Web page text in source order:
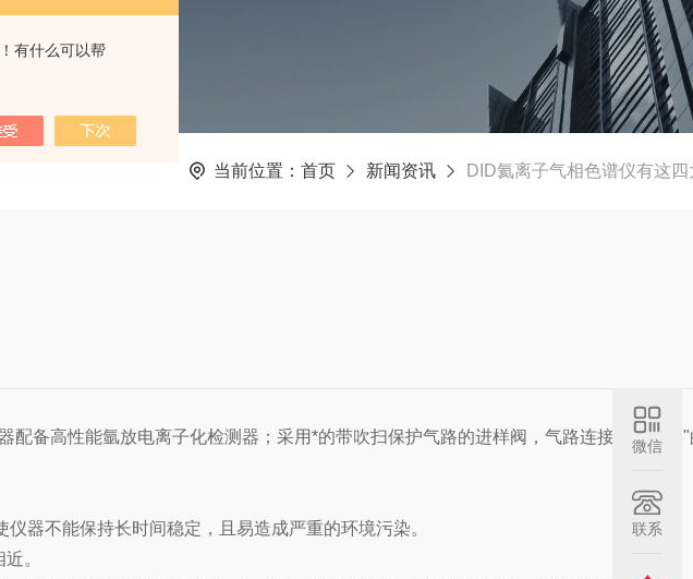
有什么可以帮
当前位置： 首页 新闻资讯 DID氦离子气相色谱仪有这
备高性能氩放电离子化检测器；采用*的带吹扫保护气路的进样阀，气路连接采用1/
不能保持长时间稳定，且易造成严重的环境污染。
。
微信
联系